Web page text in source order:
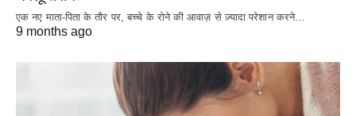
एक नए माता-पिता के तौर पर, बच्चे के रोने की आवाज़ से ज़्यादा परेशान करने…
9 months ago